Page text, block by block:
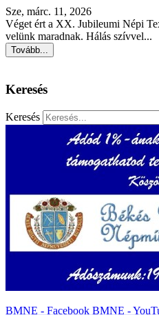
Sze, márc. 11, 2026
Véget ért a XX. Jubileumi Népi
velünk maradnak. Hálás szívvel...
Tovább...
Keresés
Keresés
BMNE - Facebook BMNE -